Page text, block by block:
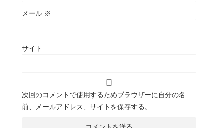
メール ※
サイト
次回のコメントで使用するためブラウザーに自分の名
前、メールアドレス、サイトを保存する。